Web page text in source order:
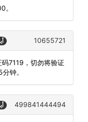
。
10655721
码7119，切勿将验证
钟。
499841444494